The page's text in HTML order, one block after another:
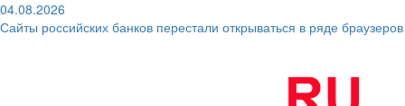
04.08.2026
Сайты российских банков перестали открываться в ряде браузеров